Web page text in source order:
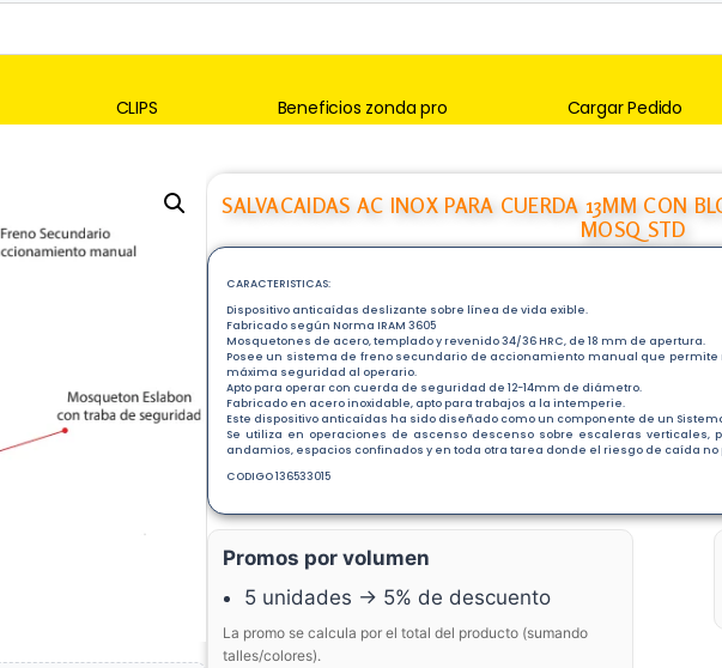
CLIPS Beneficios zonda pro Cargar Pedido
SALVACAIDAS AC INOX PARA CUERDA 13MM CON
MOSQ STD
CARACTERISTICAS:
Dispositivo anticaídas deslizante sobre línea de vida exible.
Fabricado según Norma IRAM 3605
Mosquetones de acero, templado y revenido 34/36 HRC, de 18 mm de apertura.
Posee un sistema de freno secundario de accionamiento manual que
máxima seguridad al operario.
Apto para operar con cuerda de seguridad de 12-14mm de diámetro.
Fabricado en acero inoxidable, apto para trabajos a la intemperie.
Este dispositivo anticaídas ha sido diseñado como un componente de un
Se utiliza en operaciones de ascenso descenso sobre escaleras verticales,
andamios, espacios confinados y en toda otra tarea donde el riesgo de caída
CODIGO 136533015
Promos por volumen
5 unidades → 5% de descuento
La promo se calcula por el total del producto (sumando
talles/colores).